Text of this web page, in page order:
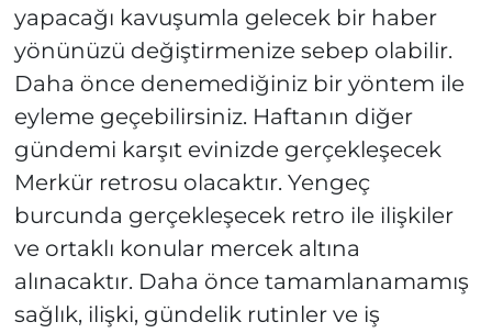
yapacağı kavuşumla gelecek bir haber
yönünüzü değiştirmenize sebep olabilir.
Daha önce denemediğiniz bir yöntem ile
eyleme geçebilirsiniz. Haftanın diğer
gündemi karşıt evinizde gerçekleşecek
Merkür retrosu olacaktır. Yengeç
burcunda gerçekleşecek retro ile ilişkiler
ve ortaklı konular mercek altına
alınacaktır. Daha önce tamamlanamamış
sağlık, ilişki, gündelik rutinler ve iş